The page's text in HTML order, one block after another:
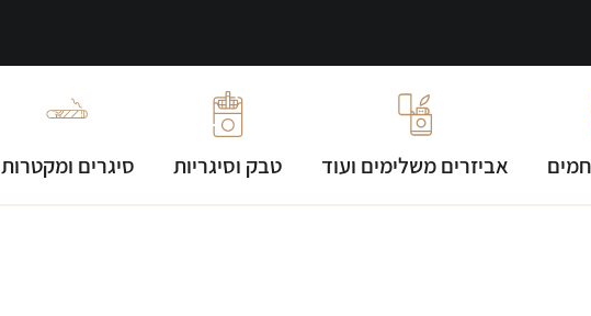
אביזרים משלימים ועוד טבק וסיגריות סיגרים ומקטרות